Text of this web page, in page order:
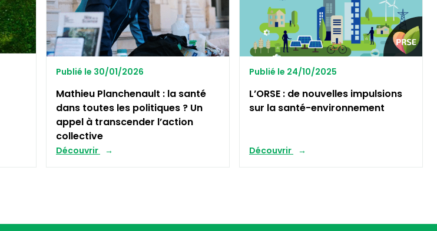
Publié le 30/01/2026
Mathieu Planchenault : la santé
dans toutes les politiques ? Un
appel à transcender l’action
collective
Découvrir
Publié le 24/10/2025
L’ORSE : de nouvelles impulsions
sur la santé-environnement
Découvrir